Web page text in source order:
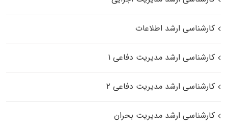
کارشناسی ارشد اطلاعات
کارشناسی ارشد مدیریت دفاعی ۱
کارشناسی ارشد مدیریت دفاعی ۲
کارشناسی ارشد مدیریت بحران